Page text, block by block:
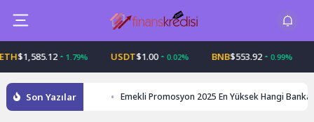
1.79% USDT$1.00 0.02% $553.92 0.99%
Son Yazılar Emekli Promosyon 2025 En Yüksek Hangi Banka